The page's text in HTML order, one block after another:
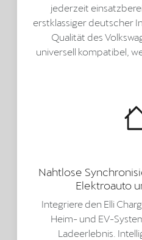
jederzeit
erstklassiger deutscher
Qualität des
universell kompatibel,
Nahtlose
Elektroauto
Integriere den Elli
Heim- und EV-
Ladeerlebnis.